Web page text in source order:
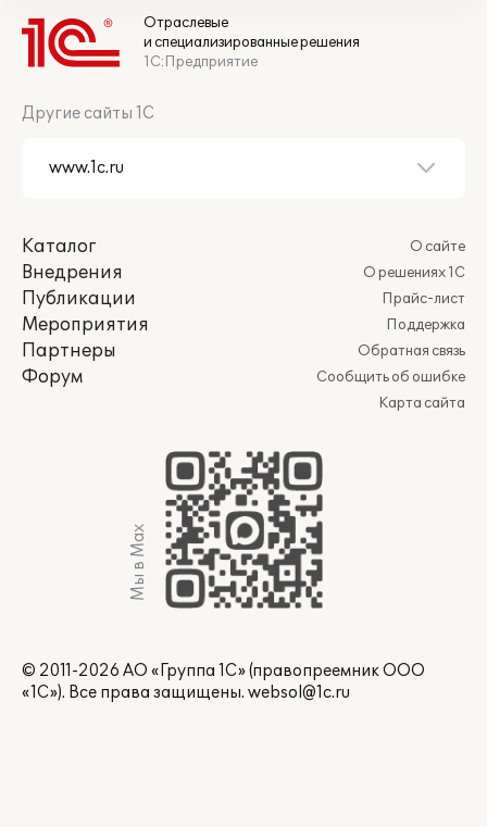
Отраслевые
и специализированные решения
1С:Предприятие
Другие сайты 1С
Каталог
Внедрения
Публикации
Мероприятия
Партнеры
Форум
О сайте
О решениях 1С
Прайс-лист
Поддержка
Обратная связь
Сообщить об ошибке
Карта сайта
Мы в Max
© 2011-2026 АО «Группа 1С» (правопреемник ООО
«1С»). Все права защищены. websol@1c.ru